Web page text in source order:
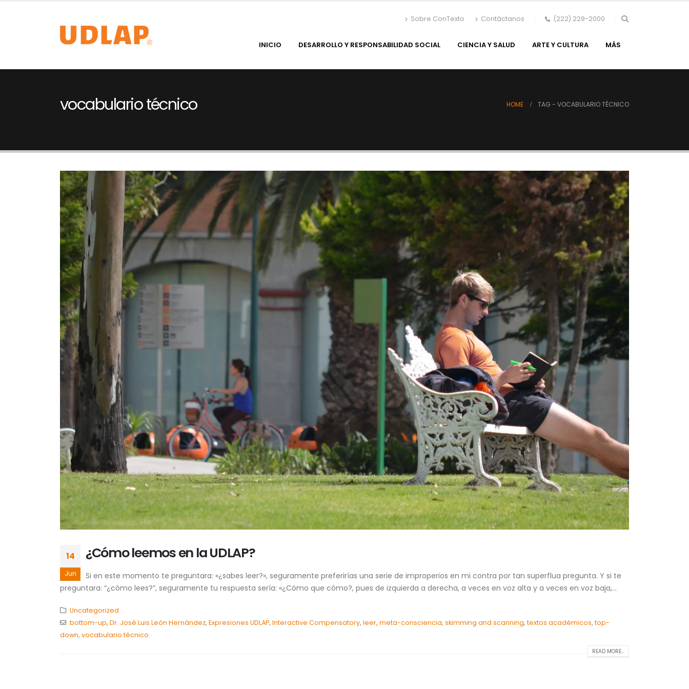
Sobre ConTexto Contáctanos (222) 229-2000
INICIO DESARROLLO Y RESPONSABILIDAD SOCIAL CIENCIA Y SALUD ARTE Y CULTURA MÁS
vocabulario técnico HOME TAG - VOCABULARIO TÉCNICO
14
Jun
¿Cómo leemos en la UDLAP?
Si en este momento te preguntara: «¿sabes leer?», seguramente preferirías una serie de improperios en mi contra por tan superflua pregunta. Y si te
preguntara: “¿cómo lees?”, seguramente tu respuesta sería: «¿Cómo que cómo?, pues de izquierda a derecha, a veces en voz alta y a veces en voz baja,...
Uncategorized
bottom-up, Dr. José Luis León Hernández, Expresiones UDLAP, Interactive Compensatory, leer, meta-consciencia, skimming and scanning, textos académicos, top-
down, vocabulario técnico
READ MORE...